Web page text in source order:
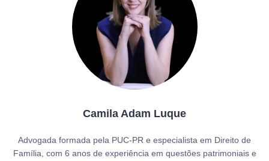
Camila Adam Luque
Advogada formada pela PUC-PR e especialista em Direito de
Família, com 6 anos de experiência em questões patrimoniais e